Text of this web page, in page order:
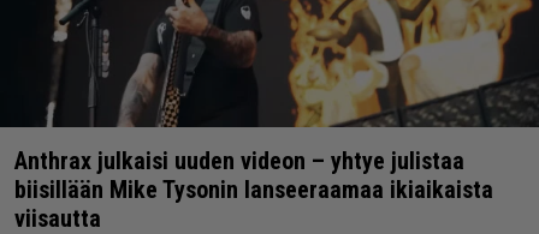
Anthrax julkaisi uuden videon – yhtye julistaa
biisillään Mike Tysonin lanseeraamaa ikiaikaista
viisautta